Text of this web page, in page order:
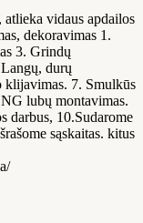
vidaus apdailos
dekoravimas 1.
3. Grindų
durų
klijavimas. 7. Smulkūs
lubų montavimas.
darbus, 10.Sudarome
sąskaitas. kitus